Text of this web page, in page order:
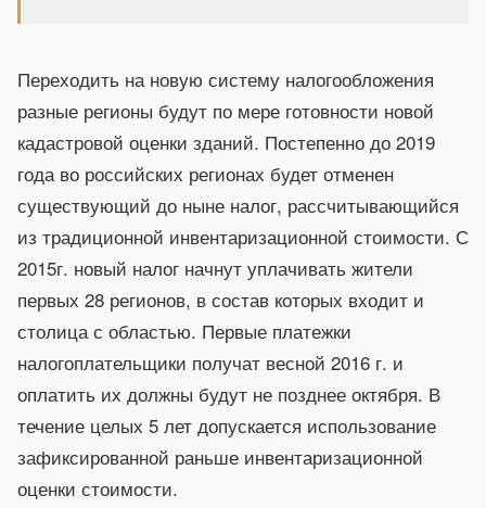
Переходить на новую систему налогообложения
разные регионы будут по мере готовности новой
кадастровой оценки зданий. Постепенно до 2019
года во российских регионах будет отменен
существующий до ныне налог, рассчитывающийся
из традиционной инвентаризационной стоимости. С
2015г. новый налог начнут уплачивать жители
первых 28 регионов, в состав которых входит и
столица с областью. Первые платежки
налогоплательщики получат весной 2016 г. и
оплатить их должны будут не позднее октября. В
течение целых 5 лет допускается использование
зафиксированной раньше инвентаризационной
оценки стоимости.